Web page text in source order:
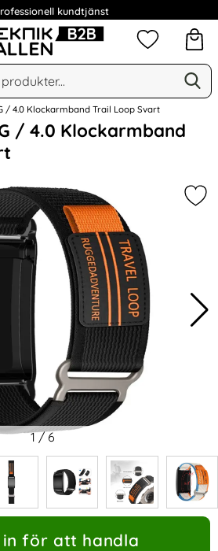
kundtjänst
Sök på Narse Group AB
Mina
/ 4.0 Klockarmband Trail Loop Svart
/ 4.0 Klockarmband
1/6
in för att handla